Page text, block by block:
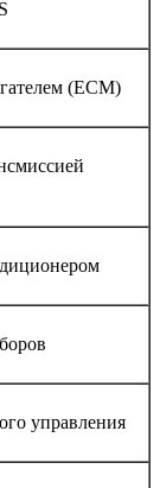
(ECM)
управления